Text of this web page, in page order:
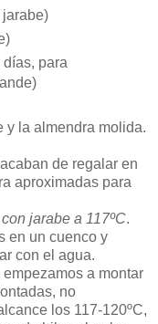
jarabe)
para
y la almendra molida.
de regalar en
aproximadas para
jarabe a 117ºC.
en un cuenco y
con el agua.
a montar
no
los 117-120ºC,